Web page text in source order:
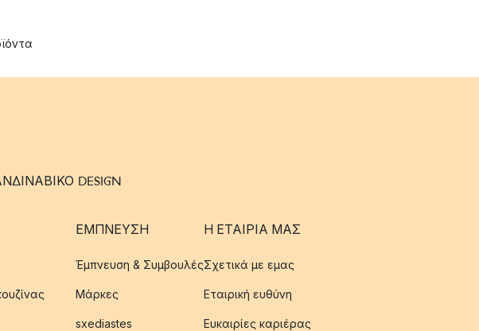
DESIGN
ΈΜΠΝΕΥΣΗ
Έμπνευση & Συμβουλές
Μάρκες
sxediastes
Η ΕΤΑΊΡΙΑ ΜΑΣ
Σχετικά με εμας
Εταιρική ευθύνη
Ευκαιρίες καριέρας